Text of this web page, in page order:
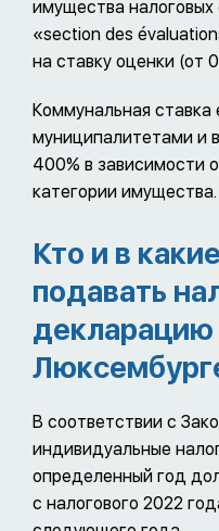
имущества
«section des
на ставку оценки (от
Коммунальная ставка
муниципалитетами и
400% в зависимости
категории имущества.
Кто и в
подавать
декларацию
В соответствии с
индивидуальные
определенный год
с налогового 2022